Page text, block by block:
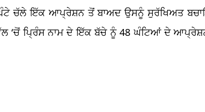
ਚੱਲੇ ਇੱਕ ਆਪ੍ਰੇਸ਼ਨ ਤੋਂ ਬਾਅਦ ਉਸਨੂੰ ਸੁਰੱਖਿਅਤ
‘ਚੋਂ ਪ੍ਰਿੰਸ ਨਾਮ ਦੇ ਇੱਕ ਬੱਚੇ ਨੂੰ 48 ਘੰਟਿਆਂ ਦੇ